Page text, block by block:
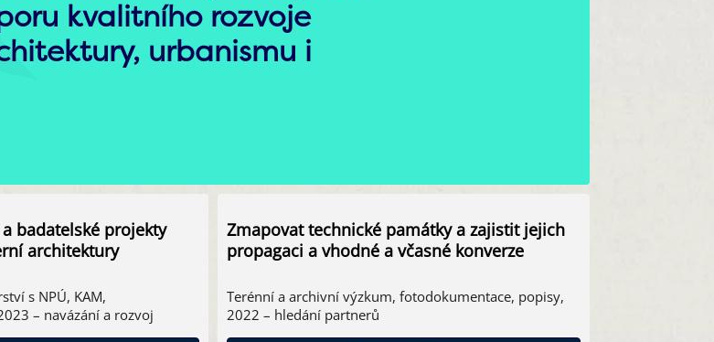
kvalitního rozvoje
urbanismu i
badatelské projekty
architektury
s NPÚ, KAM,
– navázání a rozvoj
Zmapovat technické památky a zajistit jejich
propagaci a vhodné a včasné konverze
Terénní a archivní výzkum, fotodokumentace, popisy,
2022 – hledání partnerů